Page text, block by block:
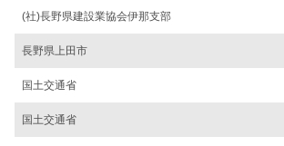
(社)長野県建設業協会伊那支部
長野県上田市
国土交通省
国土交通省